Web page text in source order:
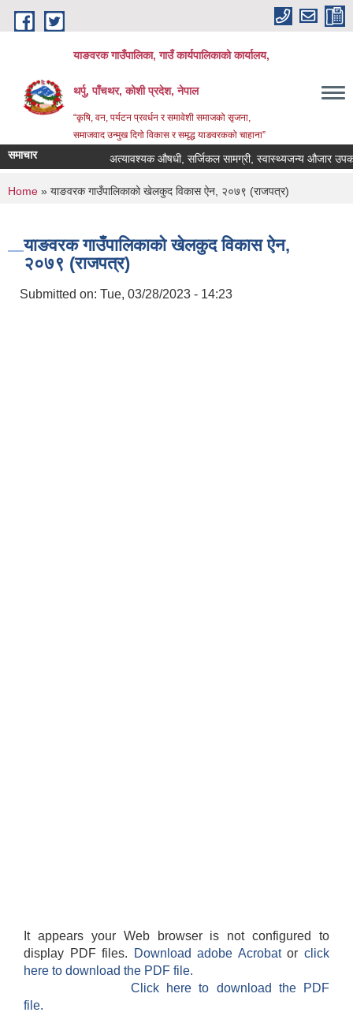
Skip to main content
याङवरक गाउँपालिका, गाउँ कार्यपालिकाको कार्यालय,
थर्पु, पाँचथर, कोशी प्रदेश, नेपाल
“कृषि, वन, पर्यटन प्रवर्धन र समावेशी समाजको सृजना,
समाजवाद उन्मुख दिगो विकास र समृद्ध याङवरकको चाहाना”
समाचार अत्यावश्यक औषधी, सर्जिकल सामग्री, स्वास्थ्यजन्य औजार
You are here
Home » याङवरक गाउँपालिकाको खेलकुद विकास ऐन, २०७९ (राजपत्र)
याङवरक गाउँपालिकाको खेलकुद विकास ऐन,
२०७९ (राजपत्र)
Submitted on: Tue, 03/28/2023 - 14:23
It appears your Web browser is not configured to
display PDF files.
Download adobe Acrobatorclick
here to download the PDF file.
Click here to download the PDF
file.